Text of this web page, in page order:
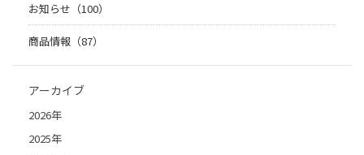
お知らせ（100）
商品情報（87）
アーカイブ
2026年
2025年